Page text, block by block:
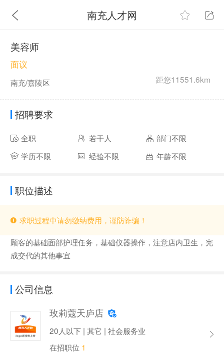
南充人才网
美容师
距您11551.6km
面议
南充/嘉陵区
招聘要求
全职 若干人
部门不限
学历不限
经验不限 年龄不限
职位描述
求职过程中请勿缴纳费用，谨防诈骗！
顾客的基础面部护理任务，基础仪器操作，注意店内卫生，完
成交代的其他事宜
公司信息
玫莉蔻天庐店
20人以下 | 其它 | 社会服务业
在招职位 1